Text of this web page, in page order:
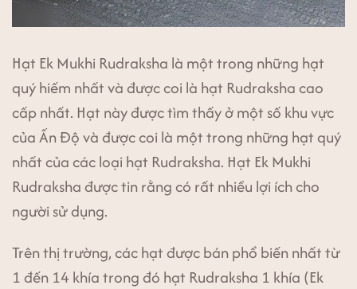
Hạt Ek Mukhi Rudraksha là một trong những hạt
quý hiếm nhất và được coi là hạt Rudraksha cao
cấp nhất. Hạt này được tìm thấy ở một số khu vực
của Ấn Độ và được coi là một trong những hạt quý
nhất của các loại hạt Rudraksha. Hạt Ek Mukhi
Rudraksha được tin rằng có rất nhiều lợi ích cho
người sử dụng.
Trên thị trường, các hạt được bán phổ biến nhất từ
1 đến 14 khía trong đó hạt Rudraksha 1 khía (Ek